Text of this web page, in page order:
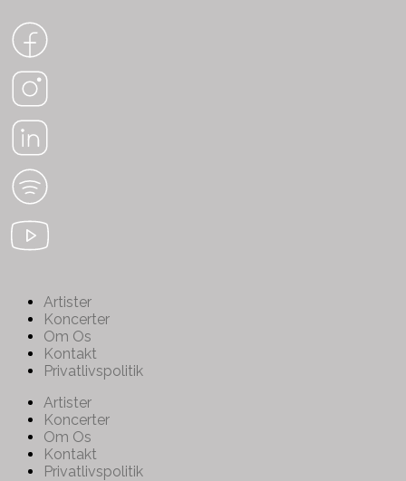
Artister
Koncerter
Om Os
Kontakt
Privatlivspolitik
Artister
Koncerter
Om Os
Kontakt
Privatlivspolitik